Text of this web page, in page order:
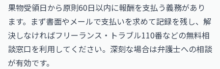
果物受領日から原則60日以内に報酬を支払う義務があり
ます。まず書面やメールで支払いを求めて記録を残し、解
決しなければフリーランス・トラブル110番などの無料相
談窓口を利用してください。深刻な場合は弁護士への相談
が有効です。